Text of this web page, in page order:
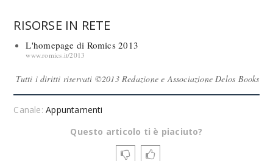
RISORSE IN RETE
L'homepage di Romics 2013
www.romics.it/2013
Tutti i diritti riservati ©2013 Redazione e Associazione Delos Books
Canale:Appuntamenti
Questo articolo ti è piaciuto?